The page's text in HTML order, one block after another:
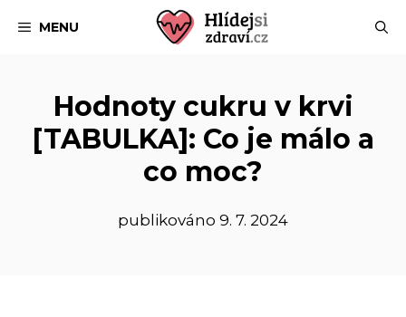
MENU
Hodnoty cukru v krvi
[TABULKA]: Co je málo a
co moc?
publikováno 9. 7. 2024